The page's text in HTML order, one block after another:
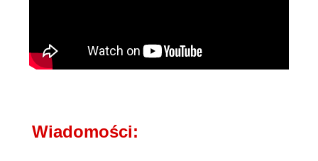
Wiadomości: